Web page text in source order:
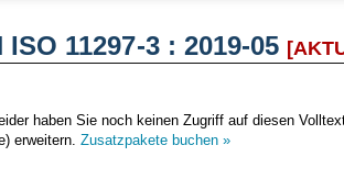
ISO 11297-3 : 2019-05
haben Sie noch keinen Zugriff auf diesen
erweitern. Zusatzpakete buchen »